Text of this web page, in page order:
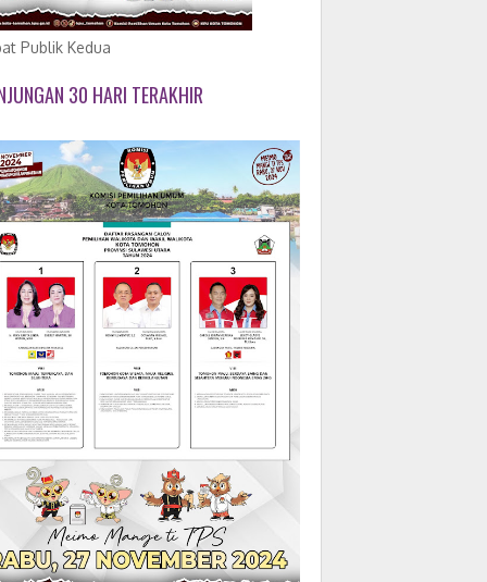
Publik Kedua
30 HARI TERAKHIR